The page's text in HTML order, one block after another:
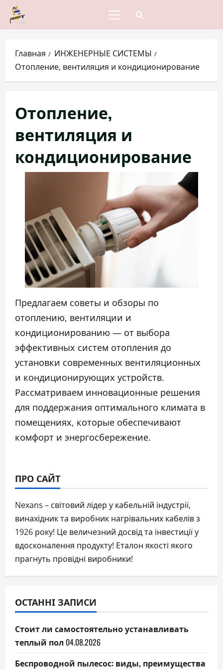
Перейти
содержимому
Основное
меню
Главная
ИНЖЕНЕРНЫЕ СИСТЕМЫ
Отопление, вентиляция и кондиционирование
Отопление,
вентиляция и
кондиционирование
Предлагаем советы и обзоры по
отоплению, вентиляции и
кондиционированию — от выбора
эффективных систем отопления до
установки современных вентиляционных
и кондиционирующих устройств.
Рассматриваем инновационные решения
для поддержания оптимального климата в
помещениях, которые обеспечивают
комфорт и энергосбережение.
ПРО САЙТ
Nexans – світовий лідер у кабельній індустрії,
винахідник та виробник нагрівальних кабелів з
1926 року! Це величезний досвід та інвестиції у
вдосконалення продукту! Еталон якості якого
прагнуть провідні виробники!
ОСТАННІ ЗАПИСИ
Стоит ли самостоятельно устанавливать
теплый пол 04.08.2026
Беспроводной пылесос: виды, преимущества